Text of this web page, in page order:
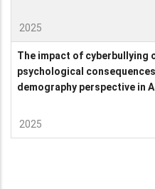
2025
The impact of cyberbullying
psychological
demography perspective in
2025